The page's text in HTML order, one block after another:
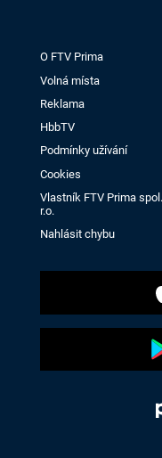
O FTV Prima
Volná místa
Reklama
HbbTV
Podmínky užívání
Cookies
Vlastník FTV Prima
r.o.
Nahlásit chybu